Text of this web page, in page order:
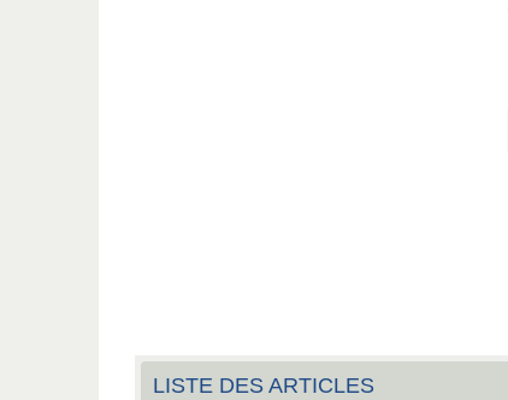
LISTE DES ARTICLES